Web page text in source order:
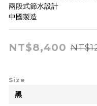
兩段式節水設計
中國製造
NT$8,400
Size